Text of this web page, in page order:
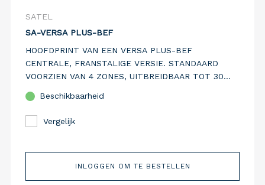
SATEL
SA-VERSA PLUS-BEF
HOOFDPRINT VAN EEN VERSA PLUS-BEF
CENTRALE, FRANSTALIGE VERSIE. STANDAARD
VOORZIEN VAN 4 ZONES, UITBREIDBAAR TOT 30
GSM/GPRS COMMUNICATIEMEDIA.
Beschikbaarheid
Vergelijk
INLOGGEN OM TE BESTELLEN